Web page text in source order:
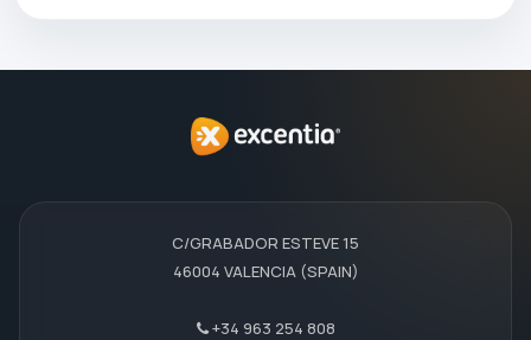
C/GRABADOR ESTEVE 15
46004 VALENCIA (SPAIN)
+34 963 254 808